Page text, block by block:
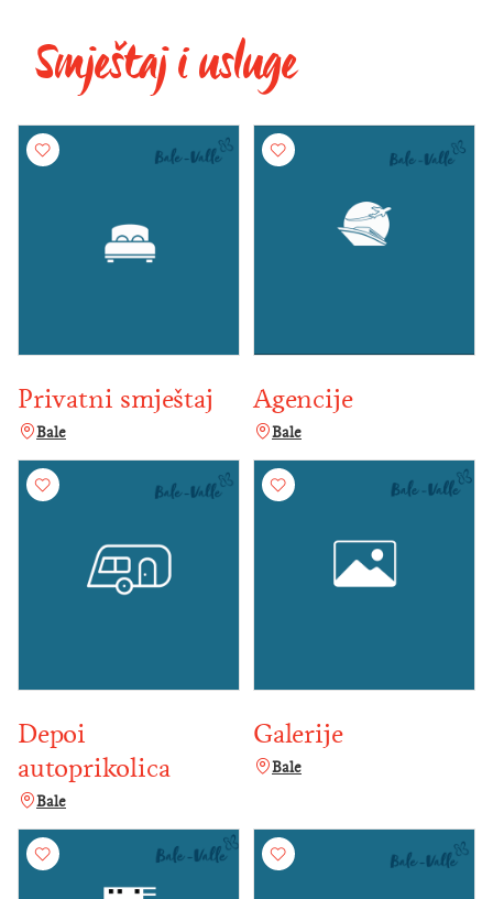
Smještaj i usluge
Privatni smještaj
Bale
Agencije
Bale
Depoi
autoprikolica
Bale
Galerije
Bale